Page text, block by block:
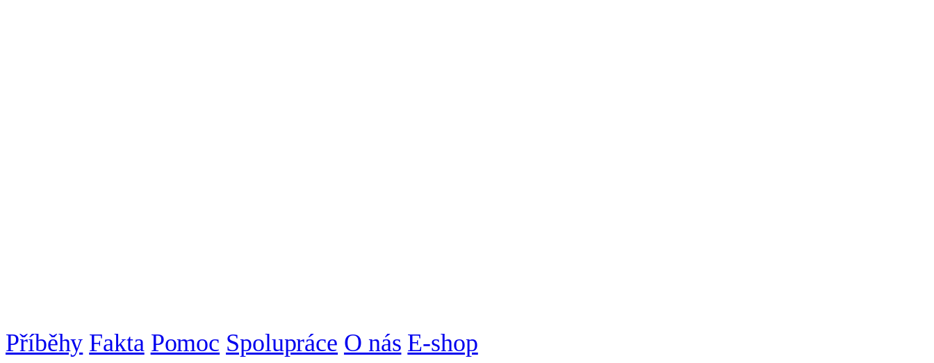
Příběhy Fakta Pomoc Spolupráce O nás E-shop